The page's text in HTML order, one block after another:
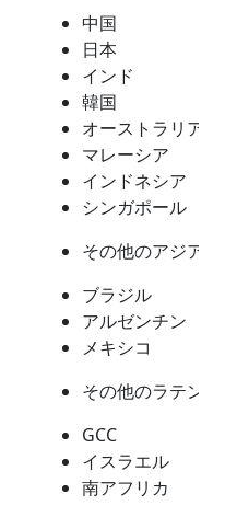
中国
日本
インド
韓国
オーストラリア
マレーシア
インドネシア
シンガポール
その他のアジア
ブラジル
アルゼンチン
メキシコ
その他のラテン
GCC
イスラエル
南アフリカ